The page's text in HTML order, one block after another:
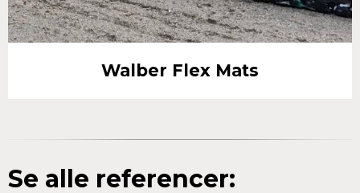
Walber Flex Mats
Se alle referencer: